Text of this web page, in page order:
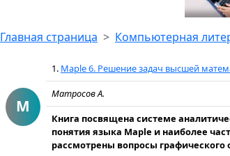
Главная страница Компьютерная
M
1. Maple 6. Решение задач высшей
Матросов А.
Книга посвящена системе
понятия языка Maple и наиболее
рассмотрены вопросы графического